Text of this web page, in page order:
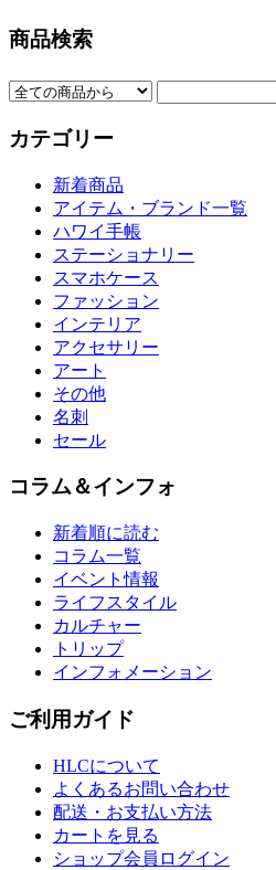
商品検索
カテゴリー
新着商品
アイテム・ブランド一覧
ハワイ手帳
ステーショナリー
スマホケース
ファッション
インテリア
アクセサリー
アート
その他
名刺
セール
コラム＆インフォ
新着順に読む
コラム一覧
イベント情報
ライフスタイル
カルチャー
トリップ
インフォメーション
ご利用ガイド
HLCについて
よくあるお問い合わせ
配送・お支払い方法
カートを見る
ショップ会員ログイン